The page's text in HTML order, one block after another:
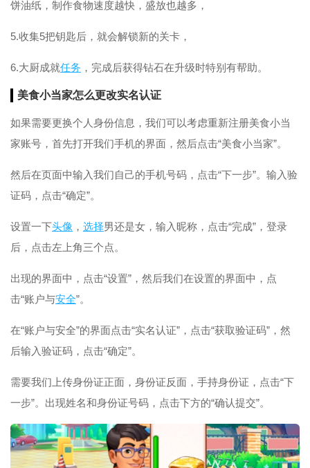
饼油纸，制作食物速度越快，盛放也越多，
5.收集5把钥匙后，就会解锁新的关卡，
6.大厨成就任务 ，完成后获得钻石在升级时特别有帮助。
美食小当家怎么更改实名认证
如果需要更换个人身份信息，我们可以考虑重新注册美食小当
家账号，首先打开我们手机的界面，然后点击“美食小当家”。
然后在页面中输入我们自己的手机号码，点击“下一步”。输入验
证码，点击“确定”。
设置一下头像 ， 选择男还是女，输入昵称，点击“完成”，登录
后，点击左上角三个点。
出现的界面中，点击“设置”，然后我们在设置的界面中，点
击“账户与安全”。
在“账户与安全”的界面点击“实名认证”，点击“获取验证码”，然
后输入验证码，点击“确定”。
需要我们上传身份证正面，身份证反面，手持身份证，点击“下
一步”。出现姓名和身份证号码，点击下方的“确认提交”。